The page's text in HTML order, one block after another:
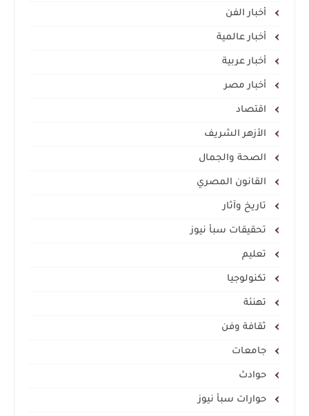
أخبار الفن
أخبار عالمية
أخبار عربية
أخبار مصر
اقتصاد
الأزهر الشريف
الصحة والجمال
القانون المصري
تاريخ وآثار
تحقيقات سبأ نيوز
تعليم
تكنولوجيا
تهنئة
ثقافة وفن
جامعات
حوادث
حوارات سبأ نيوز